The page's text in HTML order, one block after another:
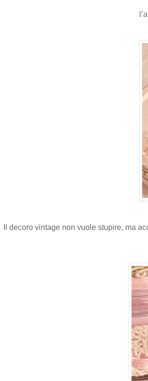
Il decoro vintage non vuole stupire, ma